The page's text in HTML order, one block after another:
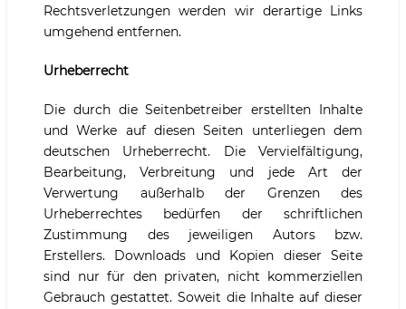
Rechtsverletzungen werden wir derartige Links
umgehend entfernen.
Urheberrecht
Die durch die Seitenbetreiber erstellten Inhalte
und Werke auf diesen Seiten unterliegen dem
deutschen Urheberrecht. Die Vervielfältigung,
Bearbeitung, Verbreitung und jede Art der
Verwertung außerhalb der Grenzen des
Urheberrechtes bedürfen der schriftlichen
Zustimmung des jeweiligen Autors bzw.
Erstellers. Downloads und Kopien dieser Seite
sind nur für den privaten, nicht kommerziellen
Gebrauch gestattet. Soweit die Inhalte auf dieser